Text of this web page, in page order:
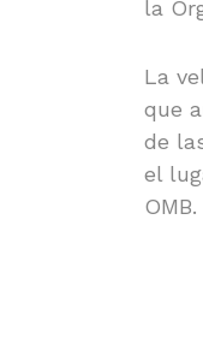
la
La
que
de
el
OMB.